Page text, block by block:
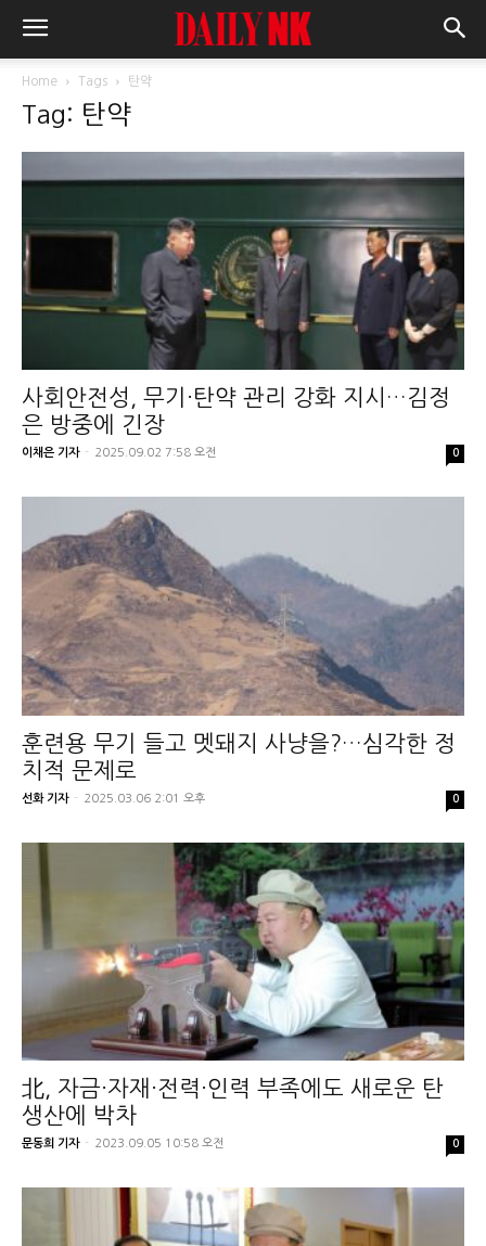
Home Tags 탄약
Tag: 탄약
사회안전성, 무기·탄약 관리 강화 지시…김정
은 방중에 긴장
이채은 기자 - 2025.09.02 7:58 오전 0
훈련용 무기 들고 멧돼지 사냥을?…심각한 정
치적 문제로
선화 기자 - 2025.03.06 2:01 오후 0
北, 자금·자재·전력·인력 부족에도 새로운 탄
생산에 박차
문동희 기자 - 2023.09.05 10:58 오전 0